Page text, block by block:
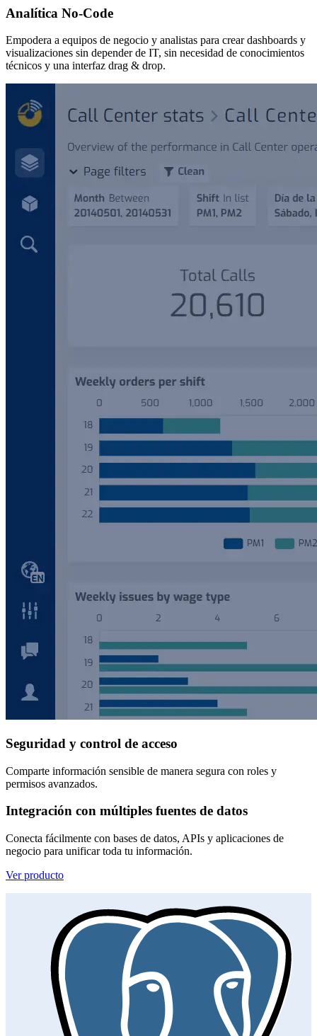
Analítica No-Code
Empodera a equipos de negocio y analistas para crear dashboards y
visualizaciones sin depender de IT, sin necesidad de conocimientos
técnicos y una interfaz drag & drop.
Seguridad y control de acceso
Comparte información sensible de manera segura con roles y
permisos avanzados.
Integración con múltiples fuentes de datos
Conecta fácilmente con bases de datos, APIs y aplicaciones de
negocio para unificar toda tu información.
Ver producto